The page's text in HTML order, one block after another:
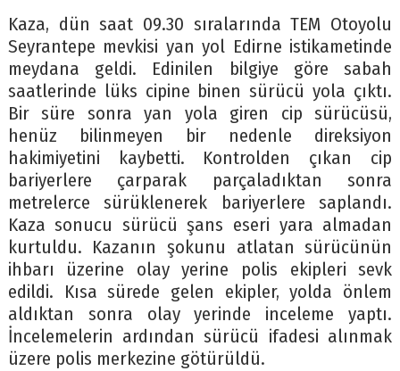
Kaza, dün saat 09.30 sıralarında TEM Otoyolu
Seyrantepe mevkisi yan yol Edirne istikametinde
meydana geldi. Edinilen bilgiye göre sabah
saatlerinde lüks cipine binen sürücü yola çıktı.
Bir süre sonra yan yola giren cip sürücüsü,
henüz bilinmeyen bir nedenle direksiyon
hakimiyetini kaybetti. Kontrolden çıkan cip
bariyerlere çarparak parçaladıktan sonra
metrelerce sürüklenerek bariyerlere saplandı.
Kaza sonucu sürücü şans eseri yara almadan
kurtuldu. Kazanın şokunu atlatan sürücünün
ihbarı üzerine olay yerine polis ekipleri sevk
edildi. Kısa sürede gelen ekipler, yolda önlem
aldıktan sonra olay yerinde inceleme yaptı.
İncelemelerin ardından sürücü ifadesi alınmak
üzere polis merkezine götürüldü.